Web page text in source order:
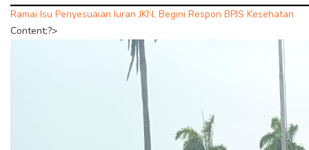
Ramai Isu Penyesuaian Iuran JKN, Begini Respon BPJS Kesehatan
Content;?>